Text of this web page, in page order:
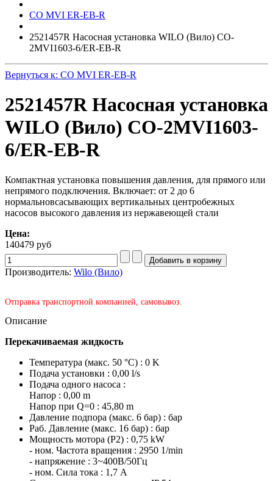
CO MVI ER-EB-R
2521457R Насосная установка WILO (Вило) CO-
2MVI1603-6/ER-EB-R
Вернуться к: CO MVI ER-EB-R
2521457R Насосная установка
WILO (Вило) CO-2MVI1603-
6/ER-EB-R
Компактная установка повышения давления, для прямого или
непрямого подключения. Включает: от 2 до 6
нормальновсасывающих вертикальных центробежных
насосов высокого давления из нержавеющей стали
Цена:
140479 руб
Производитель: Wilo (Вило)
Отправка транспортной компанией, самовывоз.
Описание
Перекачиваемая жидкость
Температура (макс. 50 °C) : 0 K
Подача установки : 0,00 l/s
Подача одного насоса :
Напор : 0,00 m
Напор при Q=0 : 45,80 m
Давление подпора (макс. 6 бар) : бар
Раб. Давление (макс. 16 бар) : бар
Мощность мотора (P2) : 0,75 kW
- ном. Частота вращения : 2950 1/min
- напряжение : 3~400В/50Гц
- ном. Сила тока : 1,7 A